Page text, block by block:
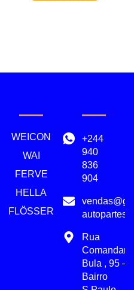
WEICON
WAI
FERVE
HELLA
FLÖSSER
+244
940
836
904
Rua
Bula , 95 –
Bairro